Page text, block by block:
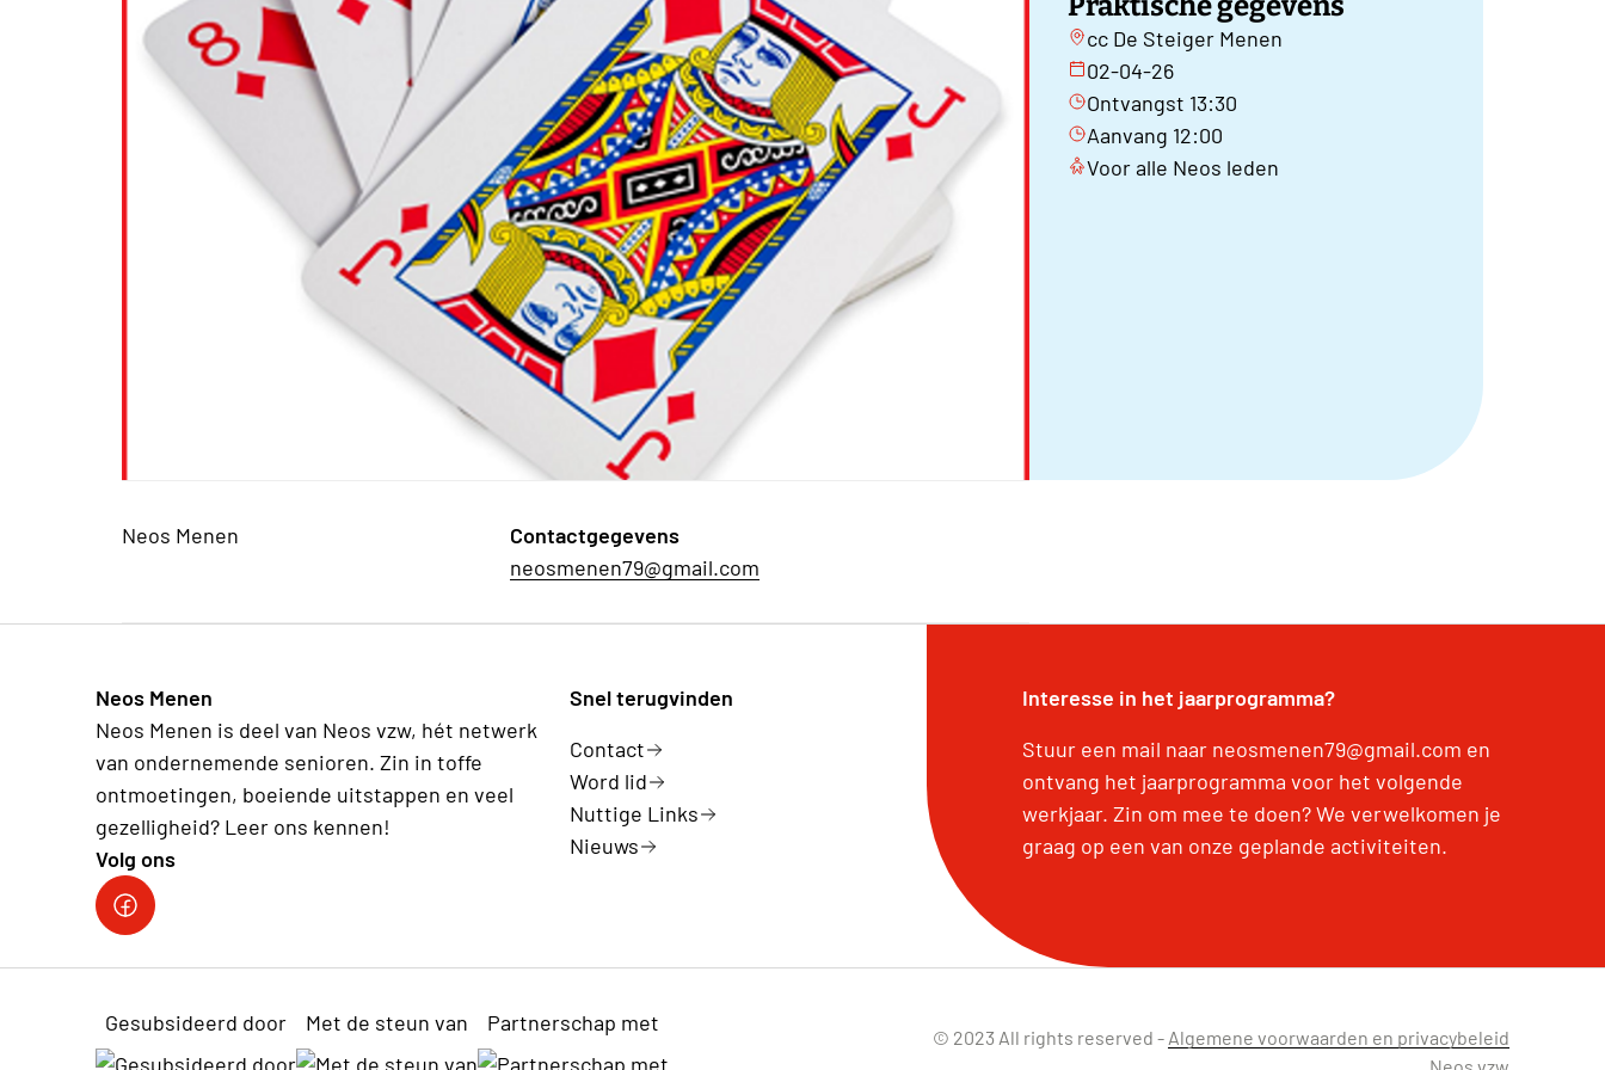
cc De Steiger Menen
02-04-26
Ontvangst 13:30
Aanvang 12:00
Voor alle Neos leden
Neos Menen
Contactgegevens
neosmenen79@gmail.com
Neos Menen
Neos Menen is deel van Neos vzw, hét netwerk
van ondernemende senioren. Zin in toffe
ontmoetingen, boeiende uitstappen en veel
gezelligheid? Leer ons kennen!
Volg ons
Snel terugvinden
Contact
Word lid
Nuttige Links
Nieuws
Interesse in het jaarprogramma?
Stuur een mail naar neosmenen79@gmail.com en
ontvang het jaarprogramma voor het volgende
werkjaar. Zin om mee te doen? We verwelkomen je
graag op een van onze geplande activiteiten.
Gesubsideerd door Met de steun van Partnerschap met
© 2023 All rights reserved - Algemene voorwaarden en privacybeleid